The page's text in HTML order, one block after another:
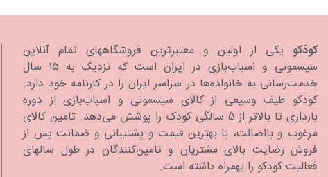
کودَکو یکی از اولین و معتبرترین فروشگاههای تمام آنلاین
سیسمونی و اسباب‌بازی در ایران است که نزدیک به ۱۵ سال
خدمت‌رسانی به خانواده‌ها در سراسر ایران را در کارنامه خود دارد.
كودكو طیف وسیعی از کالای سیسمونی و اسباب‌بازی از دوره
بارداری تا بالاتر از 5 سالگی کودک را پوشش می‌دهد. تامین کالای
مرغوب و بااصالت، با بهترین قیمت و پشتیبانی و ضمانت پس از
فروش رضایت بالای مشتریان و تامین‌کنندگان در طول سالهای
فعالیت کودکو را بهمراه داشته است.